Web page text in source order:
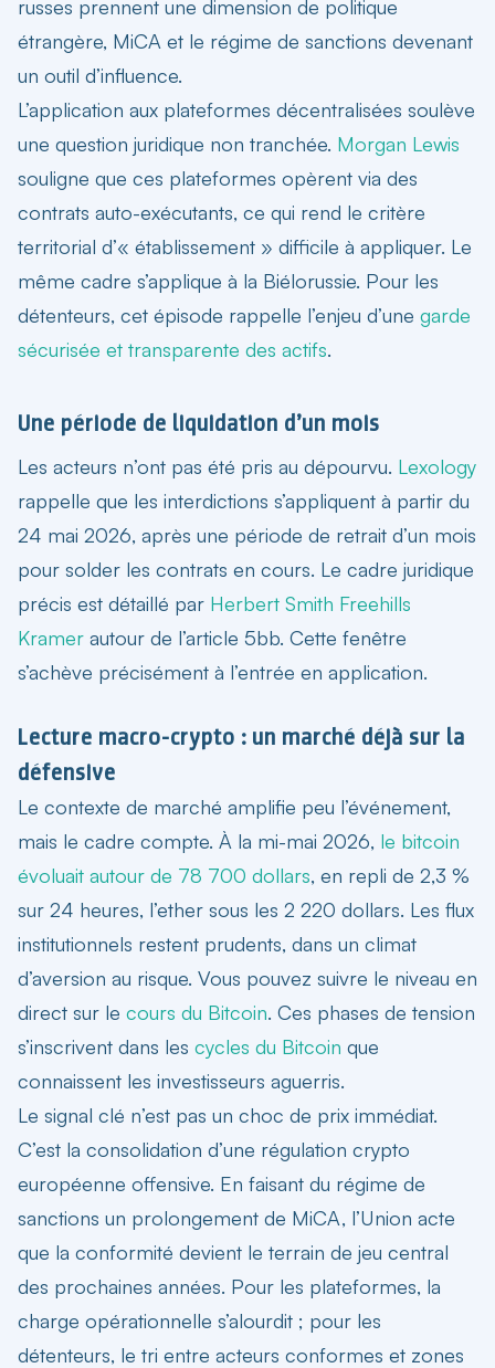
russes prennent une dimension de politique
étrangère, MiCA et le régime de sanctions devenant
un outil d’influence.
L’application aux plateformes décentralisées soulève
une question juridique non tranchée. Morgan Lewis
souligne que ces plateformes opèrent via des
contrats auto-exécutants, ce qui rend le critère
territorial d’« établissement » difficile à appliquer. Le
même cadre s’applique à la Biélorussie. Pour les
détenteurs, cet épisode rappelle l’enjeu d’une garde
sécurisée et transparente des actifs.
Une période de liquidation d’un mois
Les acteurs n’ont pas été pris au dépourvu. Lexology
rappelle que les interdictions s’appliquent à partir du
24 mai 2026, après une période de retrait d’un mois
pour solder les contrats en cours. Le cadre juridique
précis est détaillé par Herbert Smith Freehills
Kramer autour de l’article 5bb. Cette fenêtre
s’achève précisément à l’entrée en application.
Lecture macro-crypto : un marché déjà sur la
défensive
Le contexte de marché amplifie peu l’événement,
mais le cadre compte. À la mi-mai 2026, le bitcoin
évoluait autour de 78 700 dollars, en repli de 2,3 %
sur 24 heures, l’ether sous les 2 220 dollars. Les flux
institutionnels restent prudents, dans un climat
d’aversion au risque. Vous pouvez suivre le niveau en
direct sur le cours du Bitcoin. Ces phases de tension
s’inscrivent dans les cycles du Bitcoin que
connaissent les investisseurs aguerris.
Le signal clé n’est pas un choc de prix immédiat.
C’est la consolidation d’une régulation crypto
européenne offensive. En faisant du régime de
sanctions un prolongement de MiCA, l’Union acte
que la conformité devient le terrain de jeu central
des prochaines années. Pour les plateformes, la
charge opérationnelle s’alourdit ; pour les
détenteurs, le tri entre acteurs conformes et zones